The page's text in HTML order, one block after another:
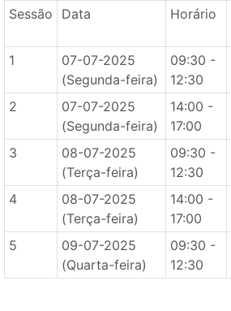
Sessão
Data Horário
1
07-07-2025
(Segunda-feira)
09:30 -
12:30
2
07-07-2025
(Segunda-feira)
14:00 -
17:00
3
08-07-2025
(Terça-feira)
09:30 -
12:30
4
08-07-2025
(Terça-feira)
14:00 -
17:00
5
09-07-2025
(Quarta-feira)
09:30 -
12:30